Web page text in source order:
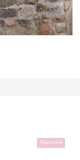
Répondre